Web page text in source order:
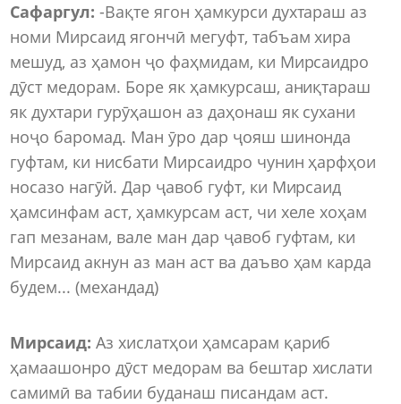
Сафаргул: -Вақте ягон ҳамкурси духтараш аз
номи Мирсаид ягончӣ мегуфт, табъам хира
мешуд, аз ҳамон ҷо фаҳмидам, ки Мирсаидро
дӯст медорам. Боре як ҳамкурсаш, аниқтараш
як духтари гурӯҳашон аз даҳонаш як сухани
ноҷо баромад. Ман ӯро дар ҷояш шинонда
гуфтам, ки нисбати Мирсаидро чунин ҳарфҳои
носазо нагӯй. Дар ҷавоб гуфт, ки Мирсаид
ҳамсинфам аст, ҳамкурсам аст, чи хеле хоҳам
гап мезанам, вале ман дар ҷавоб гуфтам, ки
Мирсаид акнун аз ман аст ва даъво ҳам карда
будем... (механдад)
Мирсаид: Аз хислатҳои ҳамсарам қариб
ҳамаашонро дӯст медорам ва бештар хислати
самимӣ ва табии буданаш писандам аст.